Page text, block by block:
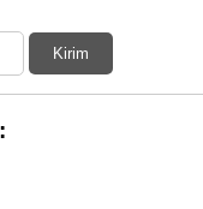
Kirim